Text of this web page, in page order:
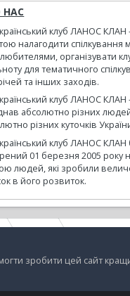
НАС
клуб ЛАНОС КЛАН
налагодити спілкування
організувати
для тематичного
та інших заходів.
клуб ЛАНОС КЛАН
абсолютно різних
різних куточків
клуб ЛАНОС КЛАН
01 березня 2005 року
людей, які зробили
в його розвиток.
зробити цей сайт